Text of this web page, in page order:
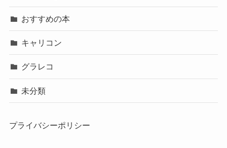
おすすめの本
キャリコン
グラレコ
未分類
プライバシーポリシー